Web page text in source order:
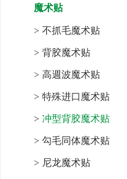
魔术贴
> 不抓毛魔术贴
> 背胶魔术贴
> 高週波魔术贴
> 特殊进口魔术贴
> 冲型背胶魔术贴
> 勾毛同体魔术贴
> 尼龙魔术贴